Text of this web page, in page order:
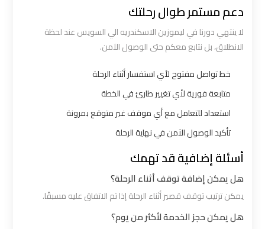
دعم مستمر طوال رحلتك
لا ينتهي دورنا في ليموزين الاسكندريه الي السويس عند لحظة
الانطلاق، بل نتابع معكم حتى الوصول الآمن.
خط تواصل مفتوح لأي استفسار أثناء الرحلة
متابعة فورية لأي تغيير طارئ في الخطة
استعداد للتعامل مع أي موقف غير متوقع بمرونة
تأكيد الوصول الآمن في نهاية الرحلة
أسئلة إضافية قد تهمك
هل يمكن إضافة توقف أثناء الرحلة؟
يمكن ترتيب توقف قصير أثناء الرحلة إذا تم الاتفاق عليه مسبقًا.
هل يمكن حجز الخدمة لأكثر من يوم؟
ليموزين
ليموزين
الاسكندرية